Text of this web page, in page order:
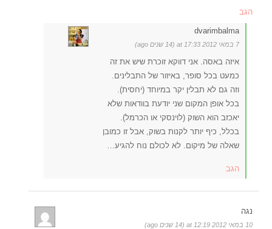
הגב
dvarimbalma
7 במאי 2012 at 17:33 (14 שנים ago)
איזה באסה. אני דווקא זוכרת שיש את זה
כמעט בכל סופר, באיזור של התבלינים.
וזה גם לא תבלין יקר במיוחד (יחסית).
בכל אופן המקום שני יודעת בוודאות שלא
יאכזב הוא השוק (לוינסקי או הכרמל).
בכלל, כיף יותר לקנות בשוק, אבל זו כמובן
שאלה של מיקום. לא לכולם נוח להגיע…
הגב
נגה
10 במאי 2012 at 12:19 (14 שנים ago)